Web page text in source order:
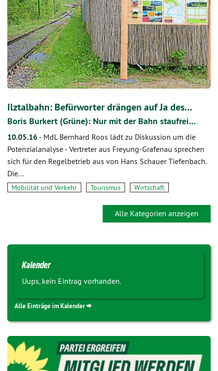
Ilztalbahn: Befürworter drängen auf Ja des…
Boris Burkert (Grüne): Nur mit der Bahn staufrei…
10.05.16 - MdL Bernhard Roos lädt zu Diskussion um die
Potenzialanalyse - Vertreter aus Freyung-Grafenau sprechen
sich für den Regelbetrieb aus von Hans Schauer Tiefenbach.
Die…
Mobilität und Verkehr Tourismus Wirtschaft
Alle Kategorien anzeigen
Kalender
Uups, kein Eintrag vorhanden.
Alle Einträge im Kalender